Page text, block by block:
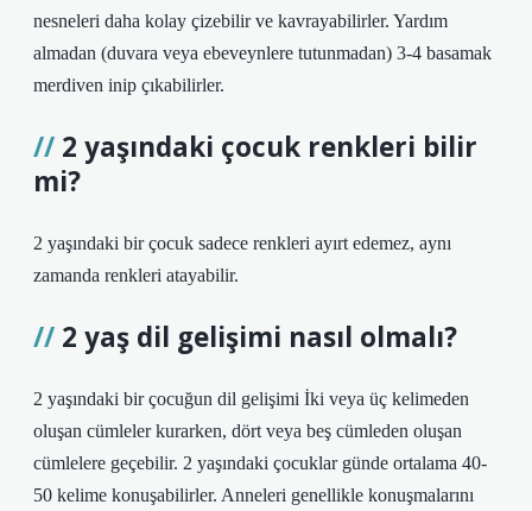
nesneleri daha kolay çizebilir ve kavrayabilirler. Yardım
almadan (duvara veya ebeveynlere tutunmadan) 3-4 basamak
merdiven inip çıkabilirler.
2 yaşındaki çocuk renkleri bilir
mi?
2 yaşındaki bir çocuk sadece renkleri ayırt edemez, aynı
zamanda renkleri atayabilir.
2 yaş dil gelişimi nasıl olmalı?
2 yaşındaki bir çocuğun dil gelişimi İki veya üç kelimeden
oluşan cümleler kurarken, dört veya beş cümleden oluşan
cümlelere geçebilir. 2 yaşındaki çocuklar günde ortalama 40-
50 kelime konuşabilirler. Anneleri genellikle konuşmalarını